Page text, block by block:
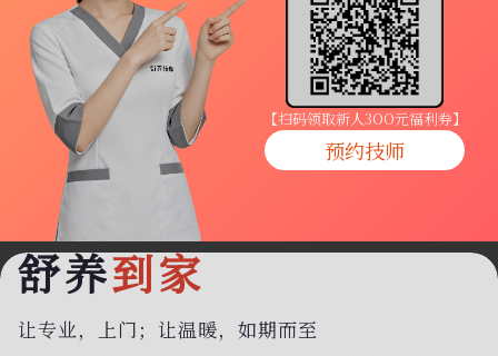
上门按摩
养生按摩
技师入驻
商家入驻
代理入驻
预约技师
【扫码领取新人3OO元福利券】
预约技师
舒养到家
让专业，上门； 让温暖，如期而至